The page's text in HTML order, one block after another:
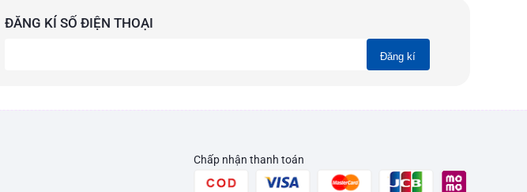
ĐĂNG KÍ SỐ ĐIỆN THOẠI
Đăng kí
Chấp nhận thanh toán